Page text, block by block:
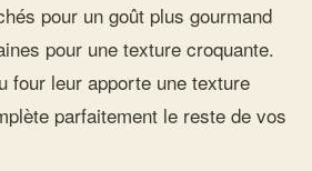
pour un goût plus gourmand
pour une texture croquante.
four leur apporte une texture
parfaitement le reste de vos